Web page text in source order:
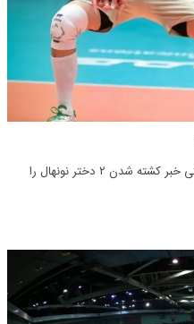
لیبروی تیم ملی والیبال ایران تاکید کرد: وقتی خبر کشته شدن ۲ دختر نونهال را